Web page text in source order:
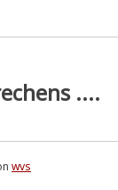
....
wvs